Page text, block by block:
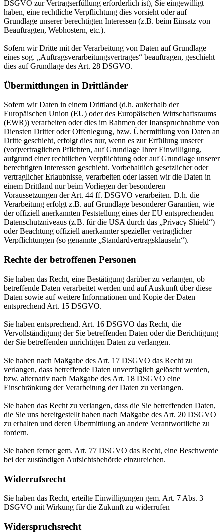
DSGVO zur Vertragserfüllung erforderlich ist), Sie eingewilligt
haben, eine rechtliche Verpflichtung dies vorsieht oder auf
Grundlage unserer berechtigten Interessen (z.B. beim Einsatz von
Beauftragten, Webhostern, etc.).
Sofern wir Dritte mit der Verarbeitung von Daten auf Grundlage
eines sog. „Auftragsverarbeitungsvertrages“ beauftragen, geschieht
dies auf Grundlage des Art. 28 DSGVO.
Übermittlungen in Drittländer
Sofern wir Daten in einem Drittland (d.h. außerhalb der
Europäischen Union (EU) oder des Europäischen Wirtschaftsraums
(EWR)) verarbeiten oder dies im Rahmen der Inanspruchnahme von
Diensten Dritter oder Offenlegung, bzw. Übermittlung von Daten an
Dritte geschieht, erfolgt dies nur, wenn es zur Erfüllung unserer
(vor)vertraglichen Pflichten, auf Grundlage Ihrer Einwilligung,
aufgrund einer rechtlichen Verpflichtung oder auf Grundlage unserer
berechtigten Interessen geschieht. Vorbehaltlich gesetzlicher oder
vertraglicher Erlaubnisse, verarbeiten oder lassen wir die Daten in
einem Drittland nur beim Vorliegen der besonderen
Voraussetzungen der Art. 44 ff. DSGVO verarbeiten. D.h. die
Verarbeitung erfolgt z.B. auf Grundlage besonderer Garantien, wie
der offiziell anerkannten Feststellung eines der EU entsprechenden
Datenschutzniveaus (z.B. für die USA durch das „Privacy Shield“)
oder Beachtung offiziell anerkannter spezieller vertraglicher
Verpflichtungen (so genannte „Standardvertragsklauseln“).
Rechte der betroffenen Personen
Sie haben das Recht, eine Bestätigung darüber zu verlangen, ob
betreffende Daten verarbeitet werden und auf Auskunft über diese
Daten sowie auf weitere Informationen und Kopie der Daten
entsprechend Art. 15 DSGVO.
Sie haben entsprechend. Art. 16 DSGVO das Recht, die
Vervollständigung der Sie betreffenden Daten oder die Berichtigung
der Sie betreffenden unrichtigen Daten zu verlangen.
Sie haben nach Maßgabe des Art. 17 DSGVO das Recht zu
verlangen, dass betreffende Daten unverzüglich gelöscht werden,
bzw. alternativ nach Maßgabe des Art. 18 DSGVO eine
Einschränkung der Verarbeitung der Daten zu verlangen.
Sie haben das Recht zu verlangen, dass die Sie betreffenden Daten,
die Sie uns bereitgestellt haben nach Maßgabe des Art. 20 DSGVO
zu erhalten und deren Übermittlung an andere Verantwortliche zu
fordern.
Sie haben ferner gem. Art. 77 DSGVO das Recht, eine Beschwerde
bei der zuständigen Aufsichtsbehörde einzureichen.
Widerrufsrecht
Sie haben das Recht, erteilte Einwilligungen gem. Art. 7 Abs. 3
DSGVO mit Wirkung für die Zukunft zu widerrufen
Widerspruchsrecht